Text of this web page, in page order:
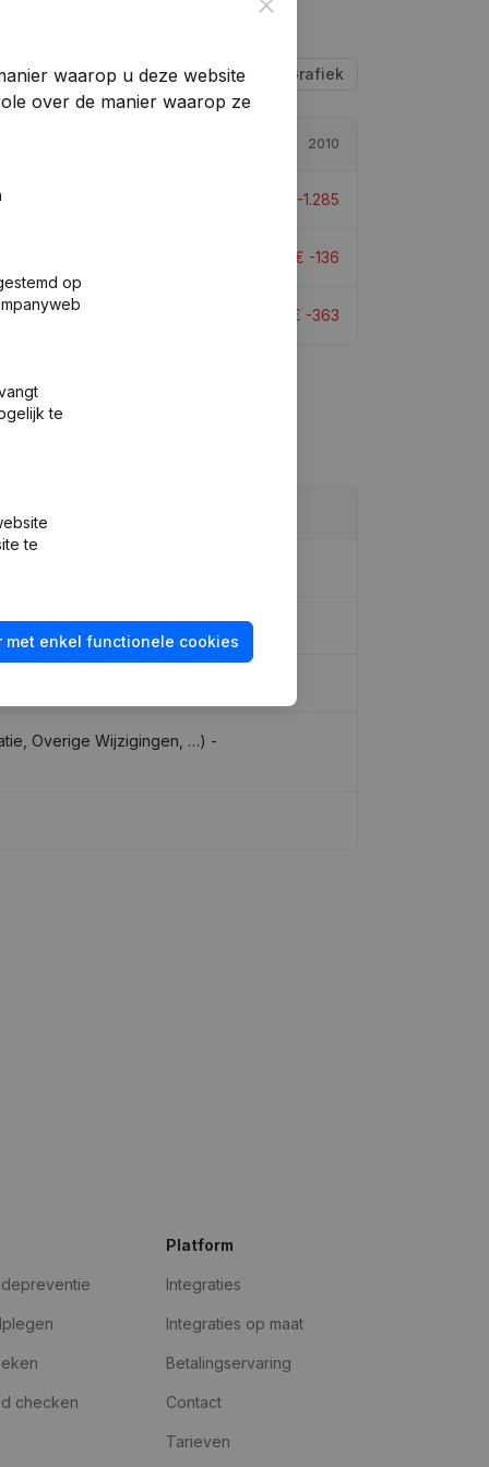
Tabel Grafiek
2010
-1.285
€ -136
€-82.294 € -363
Overige Wijzigingen, …) -
waarop u deze website
over de manier waarop ze
op
te
te
met enkel functionele cookies
checken
Platform
Integraties
Integraties op maat
Betalingservaring
Contact
Tarieven